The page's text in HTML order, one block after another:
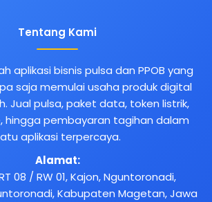
Tentang Kami
aplikasi bisnis pulsa dan PPOB yang
saja memulai usaha produk digital
Jual pulsa, paket data, token listrik,
hingga pembayaran tagihan dalam
aplikasi terpercaya.
Alamat:
08 / RW 01, Kajon, Nguntoronadi,
Kabupaten Magetan, Jawa